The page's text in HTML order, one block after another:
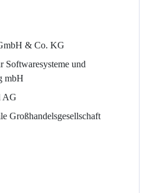
& Co. KG
Softwaresysteme und
mbH
AG
Großhandelsgesellschaft